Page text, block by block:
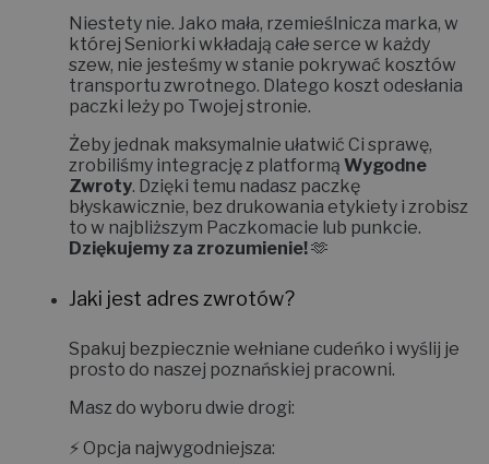
Niestety nie. Jako mała, rzemieślnicza marka, w
której Seniorki wkładają całe serce w każdy
szew, nie jesteśmy w stanie pokrywać kosztów
transportu zwrotnego. Dlatego koszt odesłania
paczki leży po Twojej stronie.
Żeby jednak maksymalnie ułatwić Ci sprawę,
zrobiliśmy integrację z platformą Wygodne
Zwroty. Dzięki temu nadasz paczkę
błyskawicznie, bez drukowania etykiety i zrobisz
to w najbliższym Paczkomacie lub punkcie.
Dziękujemy za zrozumienie!🫶
Jaki jest adres zwrotów?
Spakuj bezpiecznie wełniane cudeńko i wyślij je
prosto do naszej poznańskiej pracowni.
Masz do wyboru dwie drogi:
⚡ Opcja najwygodniejsza: